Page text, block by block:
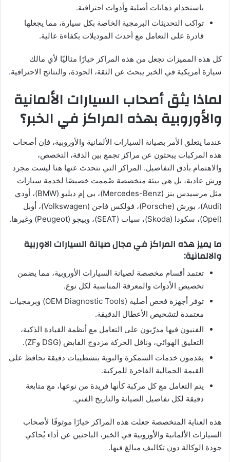
باستخدام دهانات أصلية وأدوات احترافية.
تواكب التحديثات البرمجية الخاصة بكل سيارة، مما يجعلها
قادرة على التعامل مع أحدث الموديلات بكفاءة عالية.
كل هذه المميزات تجعل من هذه المراكز خيارًا مثاليًا لأي مالك
سيارة أمريكية في الخبر يبحث عن الثقة، الجودة، والنتائج الاحترافية.
لماذا يثق أصحاب السيارات الألمانية
والأوروبية بهذه المراكز في الخبر؟
عندما يتعلق الأمر بصيانة السيارات الألمانية والأوروبية، فإن أصحاب
هذه المركبات يبحثون عن مراكز تجمع بين الدقة، التخصص،
والاهتمام بأدق التفاصيل. المراكز التي نتحدث عنها هنا ليست مجرد
ورش عادية، بل هي بيئة متخصصة صُممت خصيصًا لخدمة سيارات
مثل مرسيدس بنز (Mercedes-Benz)، بي إم دبليو (BMW)، أودي
(Audi)، بورش (Porsche)، فولكس فاجن (Volkswagen)، أوبل
(Opel)، سكودا (Skoda)، سيات (SEAT)، وبيجو (Peugeot) وغيرها.
ما يميز هذه المراكز في مجال صيانة السيارات الاوربية
والالمانية:
تعتمد أقسام مخصصة لصيانة السيارات الأوروبية، مما يضمن
تخصيص الأدوات والمعرفة المناسبة لكل نوع.
توفر أجهزة فحص أصلية (OEM Diagnostic Tools) وبرمجيات
معتمدة لتشخيص الأعطال الدقيقة.
الفنيون فيها مدرّبون على التعامل مع أنظمة القيادة الذكية،
التعليق الهوائي، وناقل الحركة مزدوج القابض (DSG وZF).
يقدمون خدمات السمكرة والبوية بتشطيبات دقيقة تحافظ على
القيمة الجمالية الفاخرة للمركبة.
يتم التعامل مع كل مركبة كأنها فريدة من نوعها، مع متابعة
دقيقة لكل تفاصيل الصيانة والتاريخ الفني.
هذه العناية المتخصصة جعلت هذه المراكز خيارًا موثوقًا لأصحاب
السيارات الألمانية والأوروبية في الخبر، الباحثين عن أداء يُحاكي
جودة الوكالة دون تكاليف مبالغ فيها.